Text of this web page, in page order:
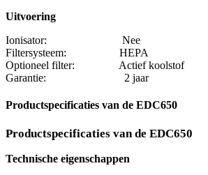
Uitvoering
Ionisator: Nee
Filtersysteem: HEPA
Optioneel filter: Actief koolstof
Garantie: 2 jaar
Productspecificaties van de EDC650
Productspecificaties van de EDC650
Technische eigenschappen